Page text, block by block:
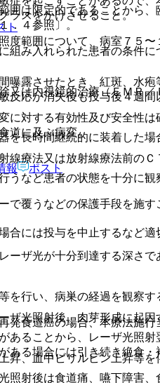
ラスをかけさせること。
範囲について、病室７５
露させたとき、紅斑、水
応が消失後も投与後４週
長時間継続的に装着した
など患者の状態を十分に観
覆うなどの保護手段を施す
ザ光が十分到達する深さ
行い、病巣の経過を観察す
食道癌の場合、本療法施
ることから、レーザ光照
る場合には引き続き絶食・
射後は食道痛、嚥下障害
は限定的であることから
．４参照〕。
み入れられた患者の条件
は内視鏡的治療（ＥＭＲ
対する有効性及び安全性
道に及ぶ病変。
療法又は放射線療法前のＣ
には投与を中止するなど適
光照射後、肉芽形成に起
、血中ビリルビン上昇等を
ト
報 ポスト